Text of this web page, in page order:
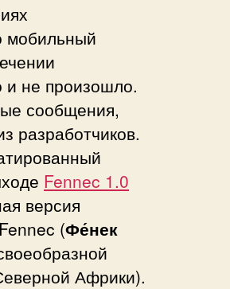
мобильный
и не произошло.
сообщения,
разработчиков.
Fennec 1.0
версия
(Фе́нек
Африки).